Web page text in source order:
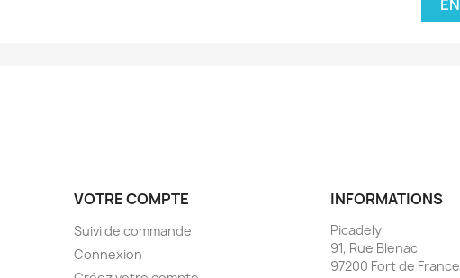
VOTRE COMPTE
Suivi de commande
Connexion
INFORMATIONS
Picadely
91, Rue Blenac
97200 Fort de France